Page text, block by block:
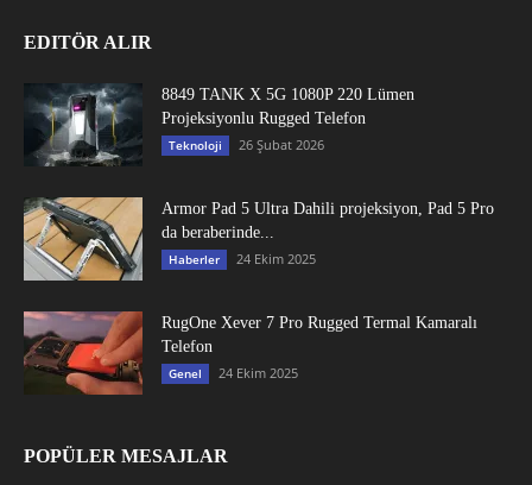
EDITÖR ALIR
8849 TANK X 5G 1080P 220 Lümen
Projeksiyonlu Rugged Telefon
Teknoloji 26 Şubat 2026
Armor Pad 5 Ultra Dahili projeksiyon, Pad 5 Pro
da beraberinde...
Haberler 24 Ekim 2025
RugOne Xever 7 Pro Rugged Termal Kamaralı
Telefon
Genel 24 Ekim 2025
POPÜLER MESAJLAR